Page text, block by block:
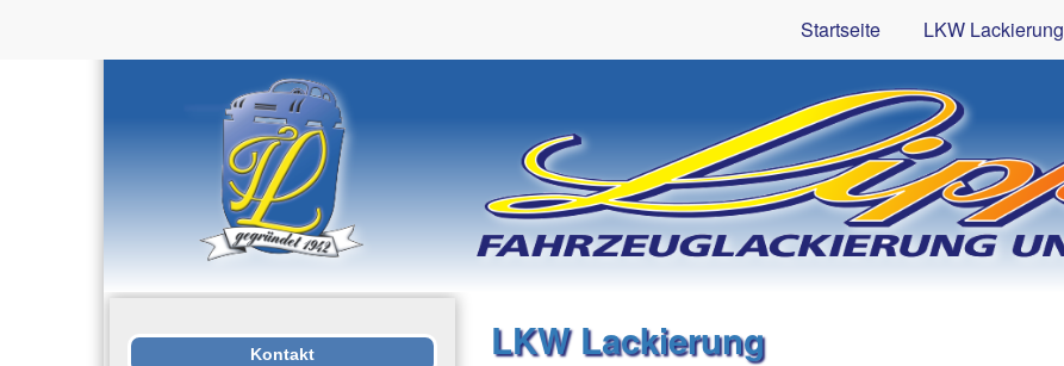
Startseite LKW Lackierung
Kontakt LKW Lackierung